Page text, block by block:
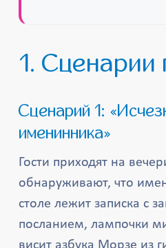
1.
Сценарий 1: «Исчезновение
именинника»
Гости приходят на
обнаруживают, что
столе лежит записка с
посланием, лампочки
висит азбука Морзе из